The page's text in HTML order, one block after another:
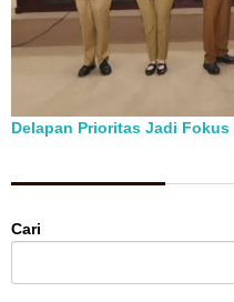
Delapan Prioritas Jadi Fokus
Cari